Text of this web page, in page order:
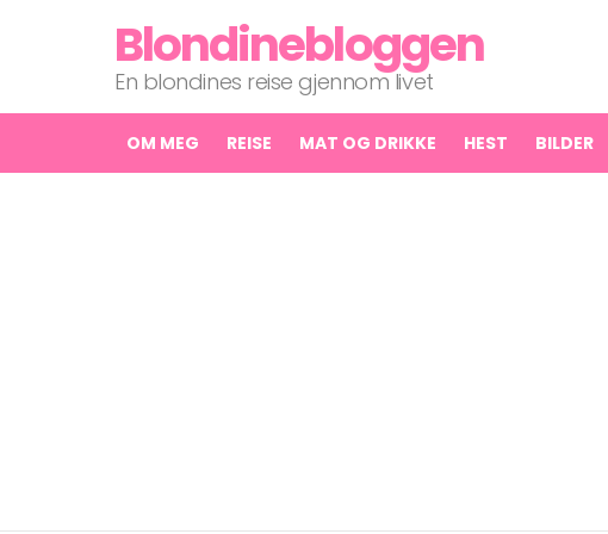
Blondinebloggen
En blondines reise gjennom livet
OM MEG REISE MAT OG DRIKKE HEST BILDER